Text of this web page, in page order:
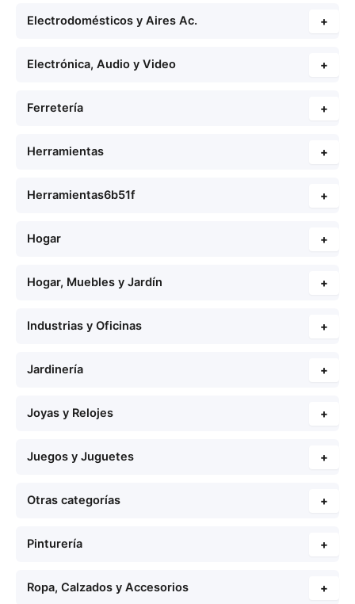
Electrodomésticos y Aires Ac. +
Electrónica, Audio y Video +
Ferretería +
Herramientas +
Herramientas6b51f +
Hogar +
Hogar, Muebles y Jardín +
Industrias y Oficinas +
Jardinería +
Joyas y Relojes +
Juegos y Juguetes +
Otras categorías +
Pinturería +
Ropa, Calzados y Accesorios +